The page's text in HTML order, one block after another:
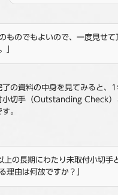
のものでもよいので、一度見せて
」
了の資料の中身を見てみると、
小切手（Outstanding Check）
。
上の長期にわたり未取付小切手
理由は何故ですか？」